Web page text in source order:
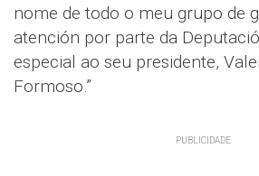
nome de todo o meu grupo de
atención por parte da
especial ao seu presidente,
Formoso.”